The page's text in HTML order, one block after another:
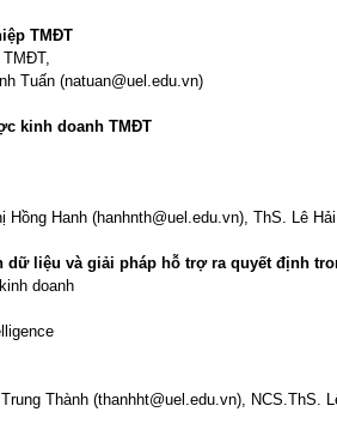
TMĐT
Tuấn (natuan@uel.edu.vn)
kinh doanh TMĐT
Hồng Hanh (hanhnth@uel.edu.vn),
dữ liệu và giải pháp hỗ trợ ra quyết định
doanh
Thành (thanhht@uel.edu.vn), NCS.ThS.